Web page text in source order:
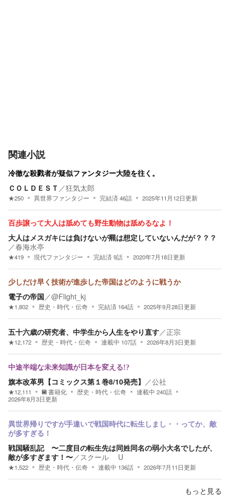
関連小説
冷徹な殺戮者が疑似ファンタジー大陸を往く。
ＣＯＬＤＥＳＴ ／狂気太郎
★250 異世界ファンタジー 完結済46話 2025年11月12日更新
百歩譲って大人は舐めても野生動物は舐めるなよ！
大人はメスガキには負けないが羆は想定していないんだが？？？
／春海水亭
★419 現代ファンタジー 完結済9話 2020年7月18日更新
少しだけ早く技術が進歩した帝国はどのように戦うか
電子の帝国／@Flight_kj
★1,802 歴史・時代・伝奇 完結済 164話 2025年9月28日更新
五十六歳の研究者、中学生から人生をやり直す／正宗
★12,172 歴史・時代・伝奇 連載中 107話 2026年8月3日更新
中途半端な未来知識が日本を変える!?
旗本改革男【コミックス第１巻8/10発売】 ／公社
★12,111 書籍化 歴史・時代・伝奇 連載中 240話
2026年8月3日更新
異世界帰りですが手違いで戦国時代に転生しまし・・ってか、敵
が多すぎる！
戦国騒乱記 〜二度目の転生先は同姓同名の弱小大名でしたが、
敵が多すぎます！〜／ スクール U
★1,522 歴史・時代・伝奇 連載中 136話 2026年7月11日更新
もっと見る